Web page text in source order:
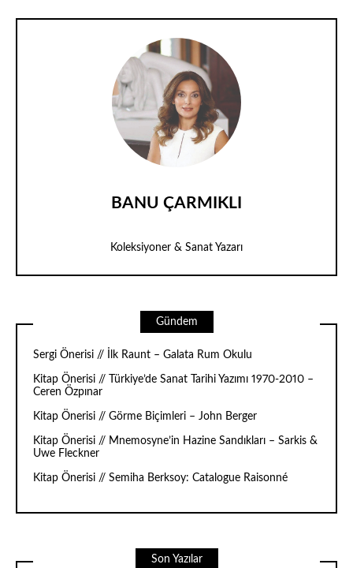
BANU ÇARMIKLI
Koleksiyoner & Sanat Yazarı
Gündem
Sergi Önerisi // İlk Raunt – Galata Rum Okulu
Kitap Önerisi // Türkiye’de Sanat Tarihi Yazımı 1970-2010 –
Ceren Özpınar
Kitap Önerisi // Görme Biçimleri – John Berger
Kitap Önerisi // Mnemosyne’in Hazine Sandıkları – Sarkis &
Uwe Fleckner
Kitap Önerisi // Semiha Berksoy: Catalogue Raisonné
Son Yazılar